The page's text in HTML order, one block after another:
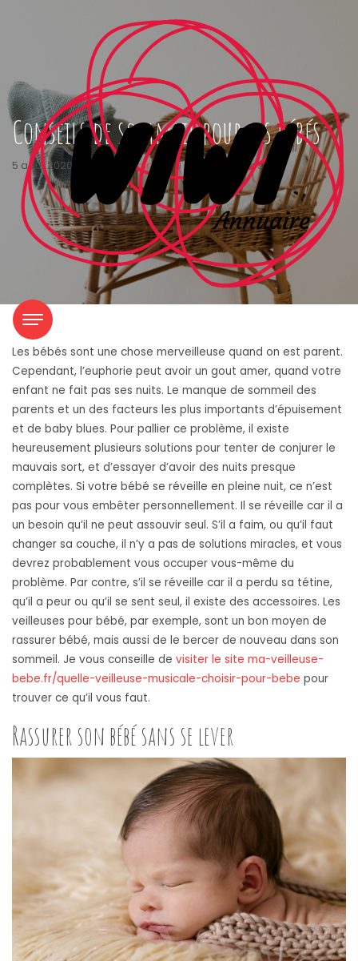
Conseils de sommeil pour les bébés
5 août 2020 wiwiannuaire 0 Commentaires
Les bébés sont une chose merveilleuse quand on est parent.
Cependant, l’euphorie peut avoir un gout amer, quand votre
enfant ne fait pas ses nuits. Le manque de sommeil des
parents et un des facteurs les plus importants d’épuisement
et de baby blues. Pour pallier ce problème, il existe
heureusement plusieurs solutions pour tenter de conjurer le
mauvais sort, et d’essayer d’avoir des nuits presque
complètes. Si votre bébé se réveille en pleine nuit, ce n’est
pas pour vous embêter personnellement. Il se réveille car il a
un besoin qu’il ne peut assouvir seul. S’il a faim, ou qu’il faut
changer sa couche, il n’y a pas de solutions miracles, et vous
devrez probablement vous occuper vous-même du
problème. Par contre, s’il se réveille car il a perdu sa tétine,
qu’il a peur ou qu’il se sent seul, il existe des accessoires. Les
veilleuses pour bébé, par exemple, sont un bon moyen de
rassurer bébé, mais aussi de le bercer de nouveau dans son
sommeil. Je vous conseille de visiter le site ma-veilleuse-
bebe.fr/quelle-veilleuse-musicale-choisir-pour-bebe pour
trouver ce qu’il vous faut.
Rassurer son bébé sans se lever